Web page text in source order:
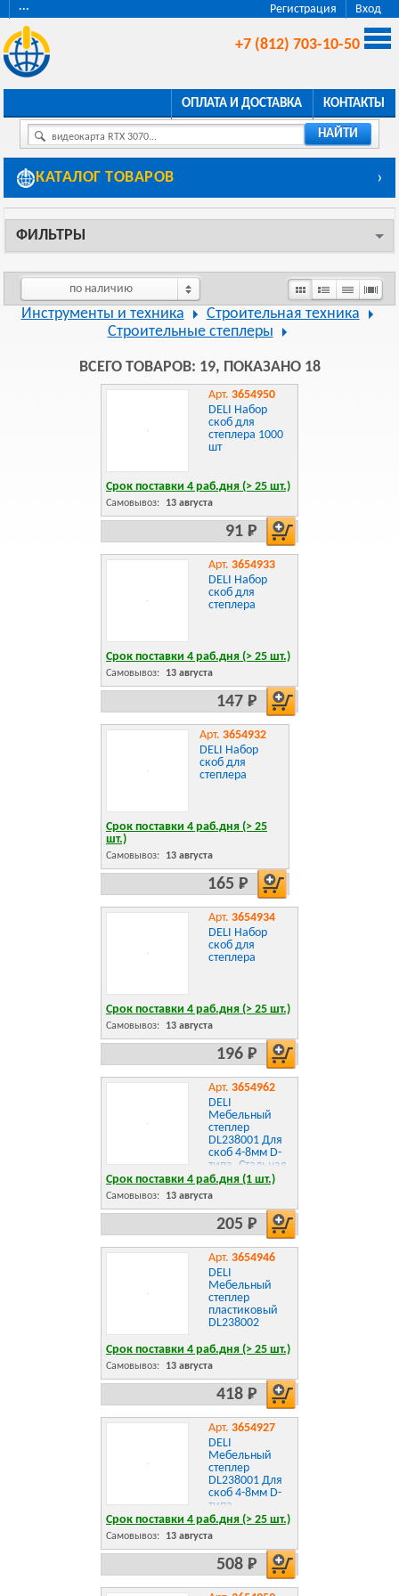
Регистрация Вход
···
+7 (812) 703-10-50
ОПЛАТА И ДОСТАВКА КОНТАКТЫ
видеокарта RTX 3070... НАЙТИ
КАТАЛОГ ТОВАРОВ ›
ФИЛЬТРЫ
по наличию
Инструменты и техника
Строительная техника
Строительные степлеры
ВСЕГО ТОВАРОВ: 19, ПОКАЗАНО 18
Арт. 3654950
DELI Набор
скоб для
степлера 1000
шт
Срок поставки 4 раб.дня (> 25 шт.)
Самовывоз: 13 августа
91 Р
Арт. 3654933
DELI Набор
скоб для
степлера
Срок поставки 4 раб.дня (> 25 шт.)
Самовывоз: 13 августа
147 Р
Арт. 3654932
DELI Набор
скоб для
степлера
Срок поставки 4 раб.дня (> 25
шт.)
Самовывоз: 13 августа
165 Р
Арт. 3654934
DELI Набор
скоб для
степлера
Срок поставки 4 раб.дня (> 25 шт.)
Самовывоз: 13 августа
196 Р
Арт. 3654962
DELI
Мебельный
степлер
DL238001 Для
скоб 4-8мм D-
типа. Стальная
конструкция bp
Badpack
Срок поставки 4 раб.дня (1 шт.)
Самовывоз: 13 августа
205 Р
Арт. 3654946
DELI
Мебельный
степлер
пластиковый
DL238002
Срок поставки 4 раб.дня (> 25 шт.)
Самовывоз: 13 августа
418 Р
Арт. 3654927
DELI
Мебельный
степлер
DL238001 Для
скоб 4-8мм D-
типа.
Полностью
стальная
конструкция
Срок поставки 4 раб.дня (> 25 шт.)
Самовывоз: 13 августа
508 Р